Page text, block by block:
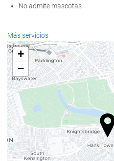
No admite mascotas
Servicios de recepción
Recepción 24 horas
Guardaequipaje
Comida y bebida
Restaurante a la carta
Bar
Acceso a Internet
Más servicios
+
−